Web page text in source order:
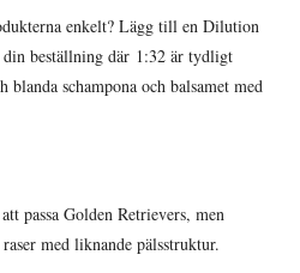
enkelt? Lägg till en Dilution
beställning där 1:32 är tydligt
blanda schampona och balsamet med
passa Golden Retrievers, men
med liknande pälsstruktur.